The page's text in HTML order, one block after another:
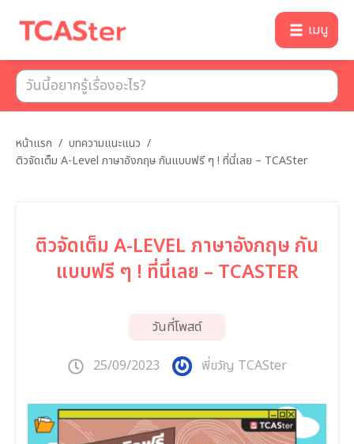
เมนู
หน้าแรก / บทความแนะแนว /
ติวจัดเต็ม A-Level ภาษาอังกฤษ กันแบบฟรี ๆ ! ที่นี่เลย – TCASter
ติวจัดเต็ม A-LEVEL ภาษาอังกฤษ กัน
แบบฟรี ๆ ! ที่นี่เลย – TCASTER
วันที่โพสต์
25/09/2023 พี่ขวัญ TCASter